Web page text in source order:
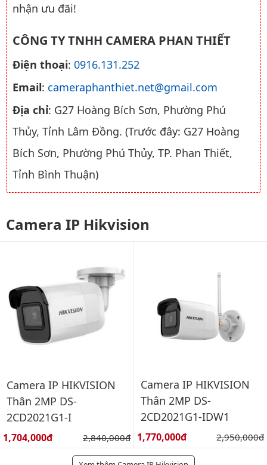
nhận ưu đãi!
CÔNG TY TNHH CAMERA PHAN THIẾT
Điện thoại: 0916.131.252
Email: cameraphanthiet.net@gmail.com
Địa chỉ: G27 Hoàng Bích Sơn, Phường Phú
Thủy, Tỉnh Lâm Đồng. (Trước đây: G27 Hoàng
Bích Sơn, Phường Phú Thủy, TP. Phan Thiết,
Tỉnh Bình Thuận)
Camera IP Hikvision
Camera IP HIKVISION
Thân 2MP DS-
2CD2021G1-I
Giá bán:
1,704,000đ Giá gốc:
2,840,000đ
Camera IP HIKVISION
Thân 2MP DS-
2CD2021G1-IDW1
Giá bán:
1,770,000đ Giá gốc:
2,950,000đ